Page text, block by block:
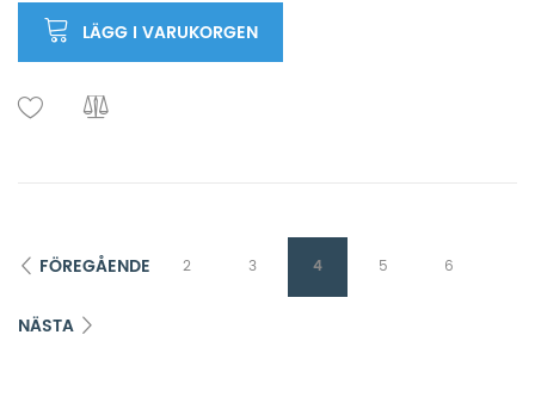
LÄGG I VARUKORGEN
FÖREGÅENDE 2 3 4 5 6
NÄSTA